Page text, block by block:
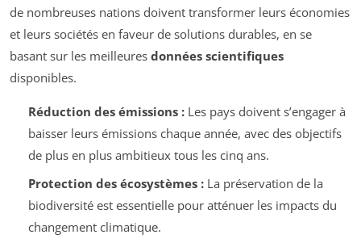
de nombreuses nations doivent transformer leurs économies
et leurs sociétés en faveur de solutions durables, en se
basant sur les meilleures données scientifiques
disponibles.
Réduction des émissions :Les pays doivent s’engager à
baisser leurs émissions chaque année, avec des objectifs
de plus en plus ambitieux tous les cinq ans.
Protection des écosystèmes :La préservation de la
biodiversité est essentielle pour atténuer les impacts du
changement climatique.